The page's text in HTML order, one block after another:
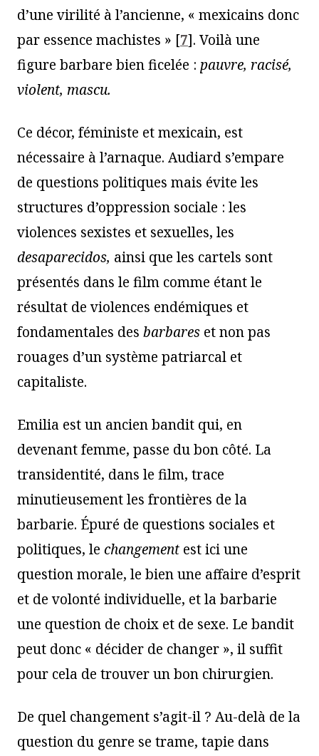
d’une virilité à l’ancienne, « mexicains donc
par essence machistes » [7]. Voilà une
figure barbare bien ficelée : pauvre, racisé,
violent, mascu.
Ce décor, féministe et mexicain, est
nécessaire à l’arnaque. Audiard s’empare
de questions politiques mais évite les
structures d’oppression sociale : les
violences sexistes et sexuelles, les
desaparecidos, ainsi que les cartels sont
présentés dans le film comme étant le
résultat de violences endémiques et
fondamentales des barbares et non pas
rouages d’un système patriarcal et
capitaliste.
Emilia est un ancien bandit qui, en
devenant femme, passe du bon côté. La
transidentité, dans le film, trace
minutieusement les frontières de la
barbarie. Épuré de questions sociales et
politiques, le changement est ici une
question morale, le bien une affaire d’esprit
et de volonté individuelle, et la barbarie
une question de choix et de sexe. Le bandit
peut donc « décider de changer », il suffit
pour cela de trouver un bon chirurgien.
De quel changement s’agit-il ? Au-delà de la
question du genre se trame, tapie dans